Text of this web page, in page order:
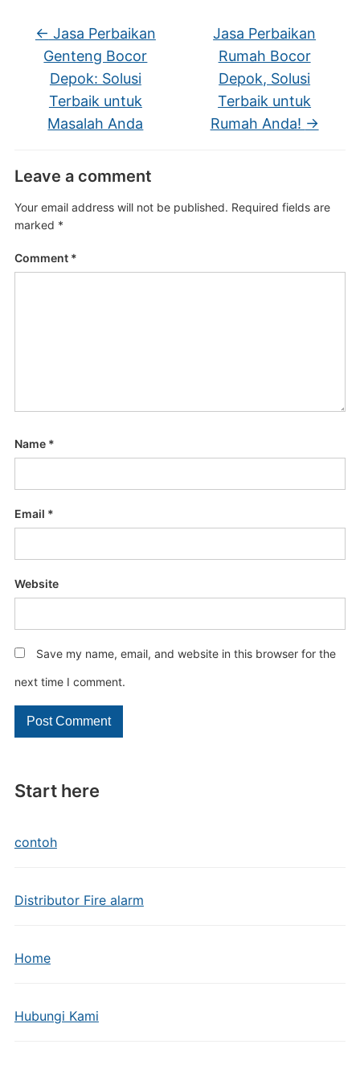
Start here
contoh
Distributor Fire alarm
Home
Hubungi Kami
← Jasa Perbaikan
Genteng Bocor
Depok: Solusi
Terbaik untuk
Masalah Anda
Jasa Perbaikan
Rumah Bocor
Depok, Solusi
Terbaik untuk
Rumah Anda! →
Leave a comment
Your email address will not be published. Required fields are
marked *
Comment *
Name *
Email *
Website
Save my name, email, and website in this browser for the
next time I comment.